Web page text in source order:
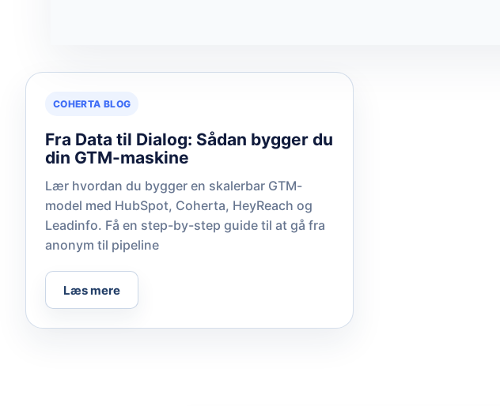
COHERTA BLOG
Fra Data til Dialog: Sådan bygger du
din GTM-maskine
Lær hvordan du bygger en skalerbar GTM-
model med HubSpot, Coherta, HeyReach og
Leadinfo. Få en step-by-step guide til at gå fra
anonym til pipeline
Læs mere